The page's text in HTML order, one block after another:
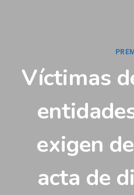
Víctimas
exigen
acta de